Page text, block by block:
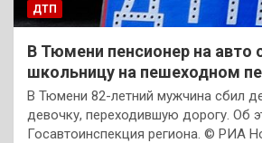
ДТП
В Тюмени пенсионер на авто
школьницу на пешеходном
В Тюмени 82-летний мужчина сбил
девочку, переходившую дорогу. Об
Госавтоинспекция региона. © РИА